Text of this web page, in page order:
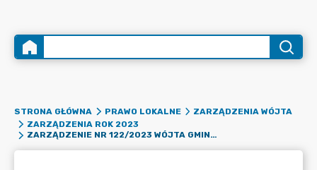
STRONA GŁÓWNA PRAWO LOKALNE
ZARZĄDZENIA WÓJTA
ZARZĄDZENIA ROK 2023
ZARZĄDZENIE NR 122/2023 WÓJTA GMINY RASZYN Z DNIA 15 CZERWCA 2023 R. W SPRAWIE OGŁOSZENIA OTWARTEGO KONKURSU OFERT NA WSPARCIE REALIZACJI WYKONANIA ZADAŃ Z ZAKRESU: WSPIERANIE TERAPII, REHABILITACJI, WYPOCZYNKU I REKREACJI DZIECI I MŁODZIEŻY NIEPEŁNOSPRAWNEJ